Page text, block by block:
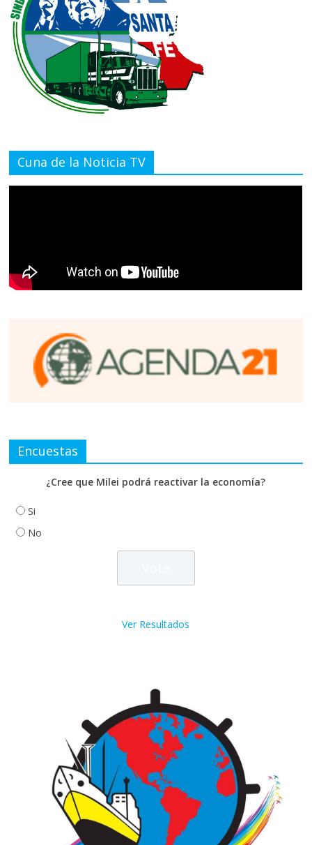
Cuna de la Noticia TV
Encuestas
¿Cree que Milei podrá reactivar la economía?
Si
No
Ver Resultados